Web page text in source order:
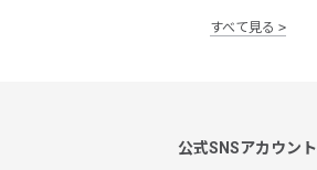
すべて見る
公式SNSアカウント